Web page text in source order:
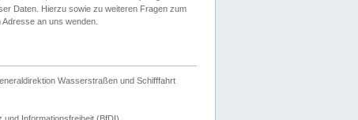
Daten. Hierzu sowie zu weiteren Fragen zum
an uns wenden.
Wasserstraßen und Schifffahrt